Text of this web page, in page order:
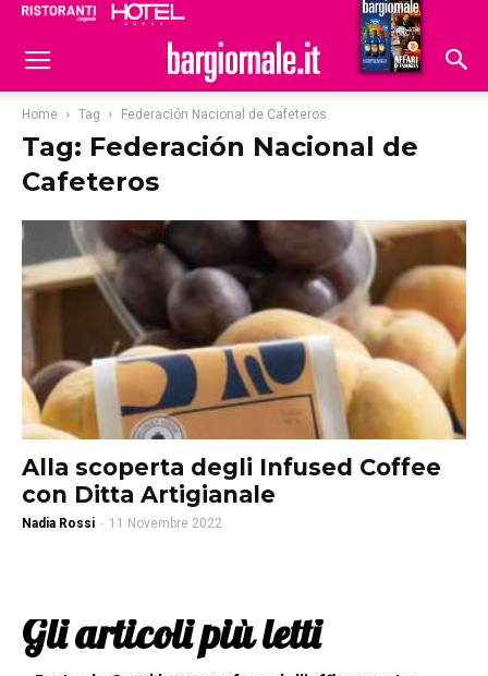
Hoteldomani
Home Tag Federación Nacional de Cafeteros
Tag: Federación Nacional de
Cafeteros
Alla scoperta degli Infused Coffee
con Ditta Artigianale
Nadia Rossi - 11 Novembre 2022
Gli articoli più letti